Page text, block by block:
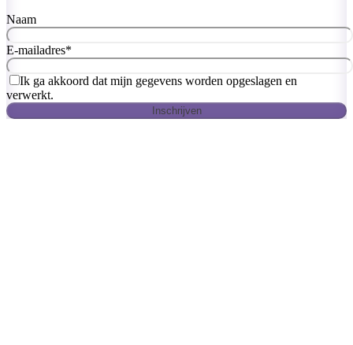
Naam
E-mailadres*
Ik ga akkoord dat mijn gegevens worden opgeslagen en
verwerkt.
Inschrijven